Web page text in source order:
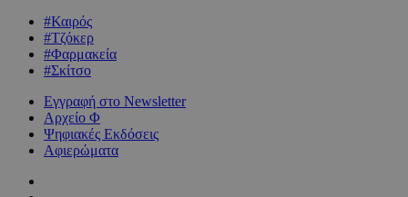
#Καιρός
#Τζόκερ
#Φαρμακεία
#Σκίτσο
Εγγραφή στο Newsletter
Αρχείο Φ
Ψηφιακές Εκδόσεις
Αφιερώματα